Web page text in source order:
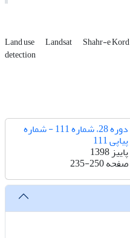
Land use Landsat Shahr-e Kord
detection
دوره 28، شماره 111 - شماره
پیاپی 111
پاییز 1398
صفحه235-250